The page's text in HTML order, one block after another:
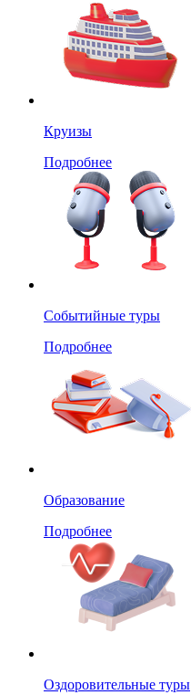
Круизы
Подробнее
Событийные туры
Подробнее
Образование
Подробнее
Оздоровительные туры